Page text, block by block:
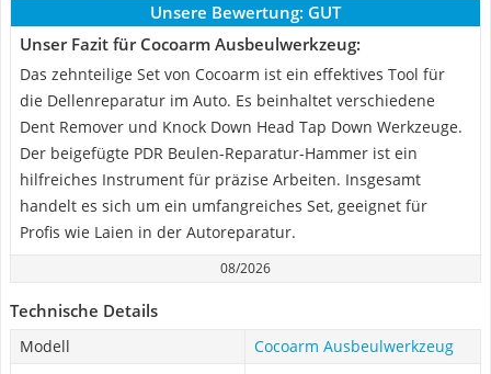
Unsere Bewertung: GUT
Unser Fazit für Cocoarm Ausbeulwerkzeug:
Das zehnteilige Set von Cocoarm ist ein effektives Tool für
die Dellenreparatur im Auto. Es beinhaltet verschiedene
Dent Remover und Knock Down Head Tap Down Werkzeuge.
Der beigefügte PDR Beulen-Reparatur-Hammer ist ein
hilfreiches Instrument für präzise Arbeiten. Insgesamt
handelt es sich um ein umfangreiches Set, geeignet für
Profis wie Laien in der Autoreparatur.
08/2026
Technische Details
Modell
Cocoarm Ausbeulwerkzeug